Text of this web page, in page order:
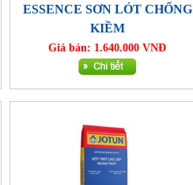
ESSENCE SƠN LÓT CHỐNG
KIỀM
Giá bán: 1.640.000 VNĐ